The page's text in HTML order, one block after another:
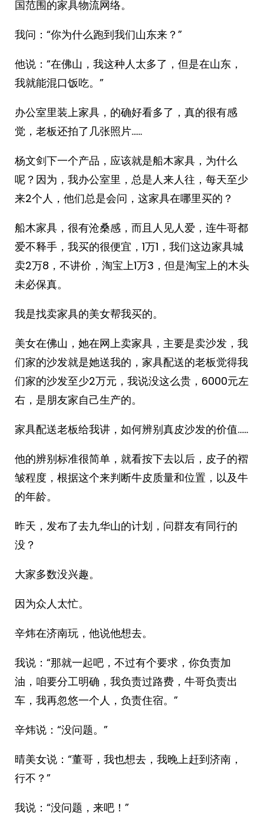
国范围的家具物流网络。
我问：“你为什么跑到我们山东来？”
他说：“在佛山，我这种人太多了，但是在山东，
我就能混口饭吃。”
办公室里装上家具，的确好看多了，真的很有感
觉，老板还拍了几张照片……
杨文剑下一个产品，应该就是船木家具，为什么
呢？因为，我办公室里，总是人来人往，每天至少
来2个人，他们总是会问，这家具在哪里买的？
船木家具，很有沧桑感，而且人见人爱，连牛哥都
爱不释手，我买的很便宜，1万1，我们这边家具城
卖2万8，不讲价，淘宝上1万3，但是淘宝上的木头
未必保真。
我是找卖家具的美女帮我买的。
美女在佛山，她在网上卖家具，主要是卖沙发，我
们家的沙发就是她送我的，家具配送的老板觉得我
们家的沙发至少2万元，我说没这么贵，6000元左
右，是朋友家自己生产的。
家具配送老板给我讲，如何辨别真皮沙发的价值……
他的辨别标准很简单，就看按下去以后，皮子的褶
皱程度，根据这个来判断牛皮质量和位置，以及牛
的年龄。
昨天，发布了去九华山的计划，问群友有同行的
没？
大家多数没兴趣。
因为众人太忙。
辛炜在济南玩，他说他想去。
我说：“那就一起吧，不过有个要求，你负责加
油，咱要分工明确，我负责过路费，牛哥负责出
车，我再忽悠一个人，负责住宿。”
辛炜说：“没问题。”
晴美女说：“董哥，我也想去，我晚上赶到济南，
行不？”
我说：“没问题，来吧！”